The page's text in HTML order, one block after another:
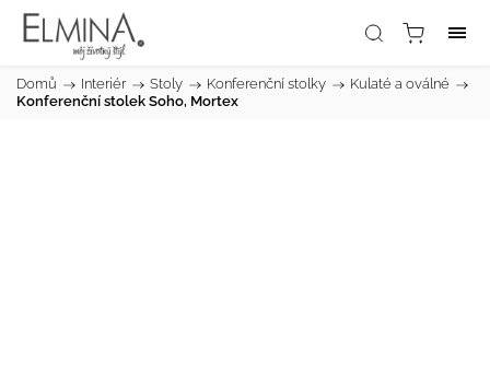
Domů / Interiér / Stoly / Konferenční stolky / Kulaté a oválné /
Konferenční stolek Soho, Mortex